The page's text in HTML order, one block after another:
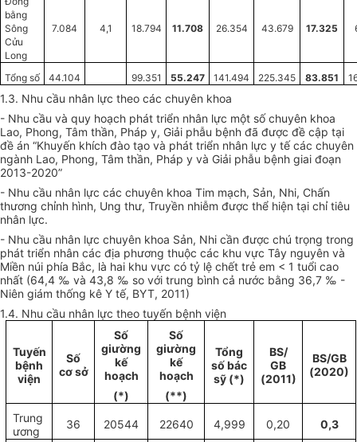
bằng
Sông
Cửu
Long
7.084 4,1 18.794 11.708 26.354 43.679 17.325
Tổng số 44.104 99.351 55.247 141.494 225.345 83.851
1.3. Nhu cầu nhân lực theo các chuyên khoa
- Nhu cầu và quy hoạch phát triển nhân lực một số chuyên khoa
Lao, Phong, Tâm thần, Pháp y, Giải phẫu bệnh đã được đề cập tại
đề án “Khuyến khích đào tạo và phát triển nhân lực y tế các chuyên
ngành Lao, Phong, Tâm thần, Pháp y và Giải phẫu bệnh giai đoạn
2013-2020”
- Nhu cầu nhân lực các chuyên khoa Tim mạch, Sản, Nhi, Chấn
thương chỉnh hình, Ung thư, Truyền nhiễm được thể hiện tại chỉ tiêu
nhân lực.
- Nhu cầu nhân lực chuyên khoa Sản, Nhi cần được chú trọng trong
phát triển nhân các địa phương thuộc các khu vực Tây nguyên và
Miền núi phía Bắc, là hai khu vực có tỷ lệ chết trẻ em < 1 tuổi cao
nhất (64,4 ‰ và 43,8 ‰ so với trung bình cả nước bằng 36,7 ‰ -
Niên giám thống kê Y tế, BYT, 2011)
1.4. Nhu cầu nhân lực theo tuyến bệnh viện
Tuyến
bệnh
viện
Số
cơ sở
Số
giường
kế
hoạch
(*)
Số
giường
kế
hoạch
(**)
Tổng
số bác
sỹ (*)
BS/
GB
(2011)
BS/GB
(2020)
Trung
ương
36 20544 22640 4,999 0,20 0,3